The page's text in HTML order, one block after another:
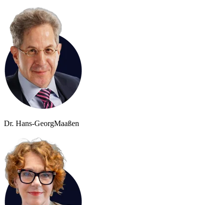
Dr. Hans-GeorgMaaßen